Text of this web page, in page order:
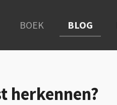
BOEK BLOG
herkennen?